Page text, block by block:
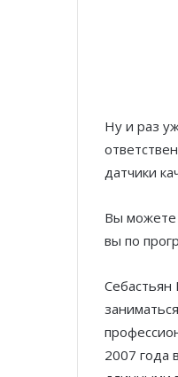
Ну и раз
датчики
Вы можете
вы по
Себастьян
2007 года